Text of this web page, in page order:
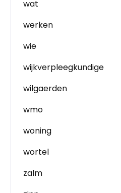
wat
werken
wie
wijkverpleegkundige
wilgaerden
wmo
woning
wortel
zalm